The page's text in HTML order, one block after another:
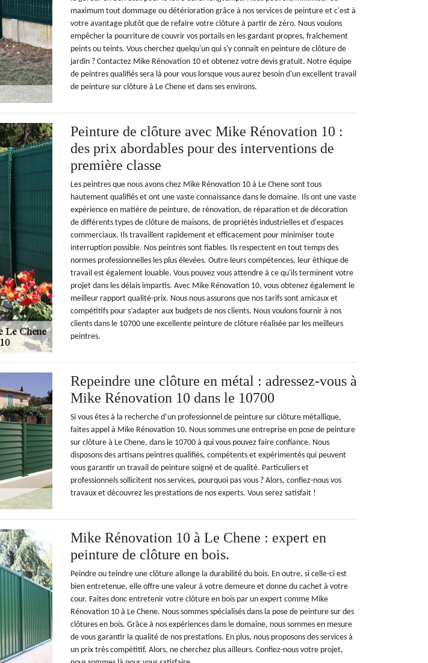
maximum tout dommage ou détérioration grâce à nos services de peinture et c'est à
votre avantage plutôt que de refaire votre clôture à partir de zéro. Nous voulons
empêcher la pourriture de couvrir vos portails en les gardant propres, fraîchement
peints ou teints. Vous cherchez quelqu'un qui s'y connaît en peinture de clôture de
jardin ? Contactez Mike Rénovation 10 et obtenez votre devis gratuit. Notre équipe
de peintres qualifiés sera là pour vous lorsque vous aurez besoin d'un excellent travail
de peinture sur clôture à Le Chene et dans ses environs.
Peinture de clôture avec Mike Rénovation 10 :
des prix abordables pour des interventions de
première classe
Les peintres que nous avons chez Mike Rénovation 10 à Le Chene sont tous
hautement qualifiés et ont une vaste connaissance dans le domaine. Ils ont une vaste
expérience en matière de peinture, de rénovation, de réparation et de décoration
de différents types de clôture de maisons, de propriétés industrielles et d'espaces
commerciaux. Ils travaillent rapidement et efficacement pour minimiser toute
interruption possible. Nos peintres sont fiables. Ils respectent en tout temps des
normes professionnelles les plus élevées. Outre leurs compétences, leur éthique de
travail est également louable. Vous pouvez vous attendre à ce qu'ils terminent votre
projet dans les délais impartis. Avec Mike Rénovation 10, vous obtenez également le
meilleur rapport qualité-prix. Nous nous assurons que nos tarifs sont amicaux et
compétitifs pour s’adapter aux budgets de nos clients. Nous voulons fournir à nos
clients dans le 10700 une excellente peinture de clôture réalisée par les meilleurs
peintres.
Repeindre une clôture en métal : adressez-vous à
Mike Rénovation 10 dans le 10700
Si vous êtes à la recherche d’un professionnel de peinture sur clôture métallique,
faites appel à Mike Rénovation 10. Nous sommes une entreprise en pose de peinture
sur clôture à Le Chene, dans le 10700 à qui vous pouvez faire confiance. Nous
disposons des artisans peintres qualifiés, compétents et expérimentés qui peuvent
vous garantir un travail de peinture soigné et de qualité. Particuliers et
professionnels sollicitent nos services, pourquoi pas vous ? Alors, confiez-nous vos
travaux et découvrez les prestations de nos experts. Vous serez satisfait !
Mike Rénovation 10 à Le Chene : expert en
peinture de clôture en bois.
Peindre ou teindre une clôture allonge la durabilité du bois. En outre, si celle-ci est
bien entretenue, elle offre une valeur à votre demeure et donne du cachet à votre
cour. Faites donc entretenir votre clôture en bois par un expert comme Mike
Rénovation 10 à Le Chene. Nous sommes spécialisés dans la pose de peinture sur des
clôtures en bois. Grâce à nos expériences dans le domaine, nous sommes en mesure
de vous garantir la qualité de nos prestations. En plus, nous proposons des services à
un prix très compétitif. Alors, ne cherchez plus ailleurs. Confiez-nous votre projet,